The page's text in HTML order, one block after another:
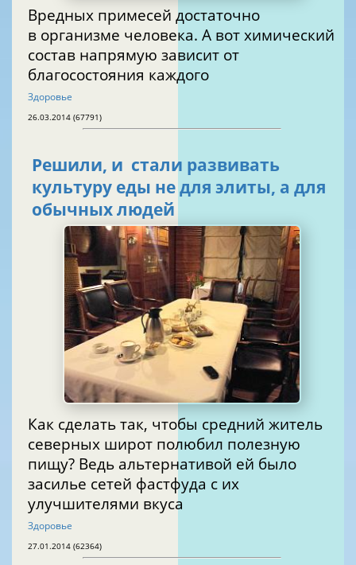
Вредных примесей достаточно
в организме человека. А вот химический
состав напрямую зависит от
благосостояния каждого
Здоровье
26.03.2014 (67791)
Решили, и стали развивать
культуру еды не для элиты, а для
обычных людей
Как сделать так, чтобы средний житель
северных широт полюбил полезную
пищу? Ведь альтернативой ей было
засилье сетей фастфуда с их
улучшителями вкуса
Здоровье
27.01.2014 (62364)